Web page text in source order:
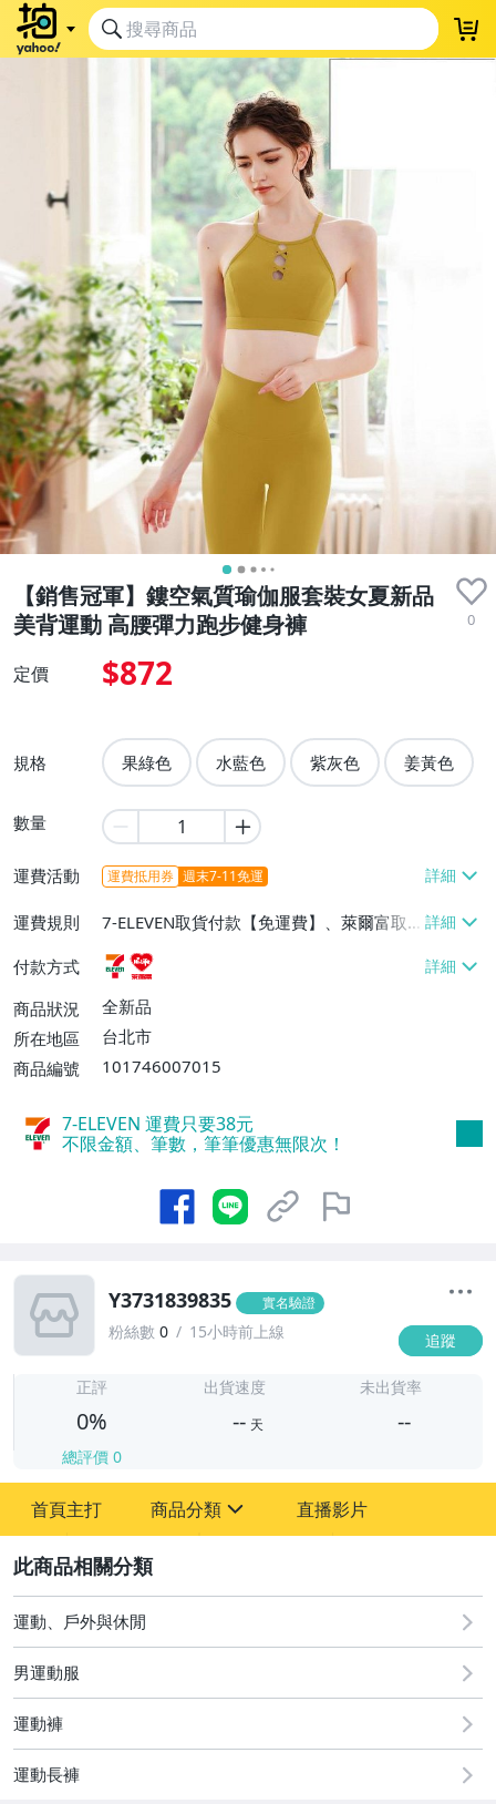
【銷售冠軍】鏤空氣質瑜伽服套裝女夏新品
美背運動 高腰彈力跑步健身褲
0
定價 $872
規格 果綠色 水藍色 紫灰色 姜黃色
數量
運費活動 運費抵用券 週末7-11免運
運費規則
7-ELEVEN取貨付款【免運費】、萊爾富取
貨付款【免運費】
付款方式
商品狀況
全新品
所在地區
台北市
商品編號
101746007015
7-ELEVEN 運費只要38元
不限金額、筆數，筆筆優惠無限次！
Y3731839835 實名驗證
粉絲數 0 15小時前上線 追蹤
正評
0%
總評價 0
出貨速度
-- 天
未出貨率
--
首頁主打 商品分類
圖書/影音/文具
古董、藝術與礦石
手機、配件與通訊
美容保養與彩妝
直播影片
運動、戶外與休閒
男運動服
運動褲
運動長褲